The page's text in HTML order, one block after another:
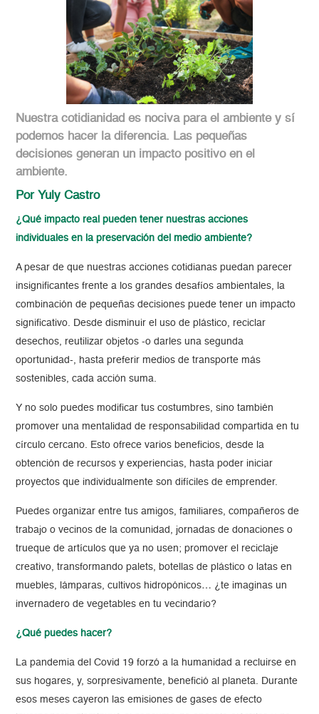
Nuestra cotidianidad es nociva para el ambiente y sí
podemos hacer la diferencia. Las pequeñas
decisiones generan un impacto positivo en el
ambiente.
Por Yuly Castro
¿Qué impacto real pueden tener nuestras acciones
individuales en la preservación del medio ambiente?
A pesar de que nuestras acciones cotidianas puedan parecer
insignificantes frente a los grandes desafíos ambientales, la
combinación de pequeñas decisiones puede tener un impacto
significativo. Desde disminuir el uso de plástico, reciclar
desechos, reutilizar objetos -o darles una segunda
oportunidad-, hasta preferir medios de transporte más
sostenibles, cada acción suma.
Y no solo puedes modificar tus costumbres, sino también
promover una mentalidad de responsabilidad compartida en tu
círculo cercano. Esto ofrece varios beneficios, desde la
obtención de recursos y experiencias, hasta poder iniciar
proyectos que individualmente son difíciles de emprender.
Puedes organizar entre tus amigos, familiares, compañeros de
trabajo o vecinos de la comunidad, jornadas de donaciones o
trueque de artículos que ya no usen; promover el reciclaje
creativo, transformando palets, botellas de plástico o latas en
muebles, lámparas, cultivos hidropónicos… ¿te imaginas un
invernadero de vegetables en tu vecindario?
¿Qué puedes hacer?
La pandemia del Covid 19 forzó a la humanidad a recluirse en
sus hogares, y, sorpresivamente, benefició al planeta. Durante
esos meses cayeron las emisiones de gases de efecto